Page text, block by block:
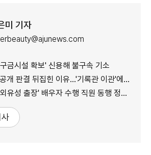
미 기자
금시설 확보' 신용해 불구속 기소
결 뒤집힌 이유…'기록관 이관'에 소송 실익 쟁점
성 출장' 배우자 수행 직원 동행 정황 포착